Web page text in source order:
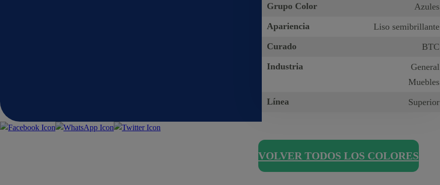
Grupo Color
Azules
Apariencia
Liso semibrillante
Curado
BTC
Industria
General
Muebles
Línea
Superior
VOLVER TODOS LOS COLORES